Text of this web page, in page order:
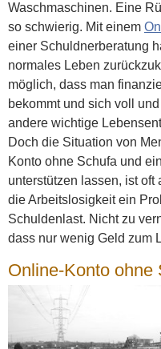
Waschmaschinen. Eine
so schwierig. Mit einem
einer Schuldnerberatung
normales Leben
möglich, dass man
bekommt und sich voll
andere wichtige
Doch die Situation von
Konto ohne Schufa und
unterstützen lassen, ist
die Arbeitslosigkeit ein
Schuldenlast. Nicht zu
dass nur wenig Geld zum
Online-Konto ohne